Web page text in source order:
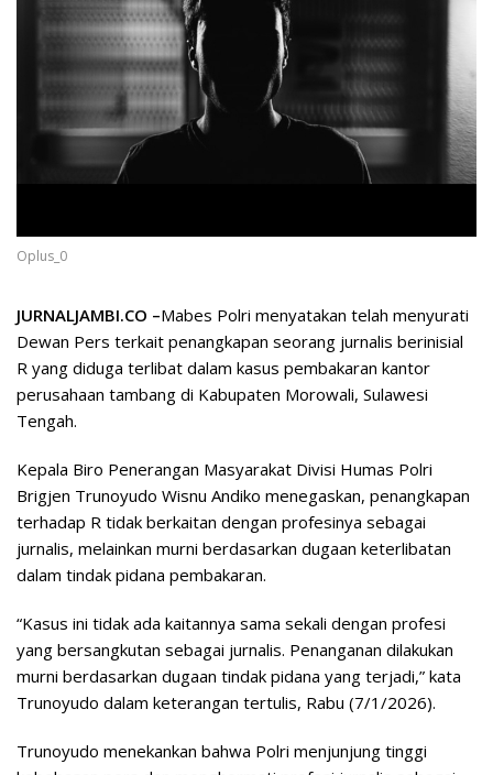
Oplus_0
JURNALJAMBI.CO –Mabes Polri menyatakan telah menyurati
Dewan Pers terkait penangkapan seorang jurnalis berinisial
R yang diduga terlibat dalam kasus pembakaran kantor
perusahaan tambang di Kabupaten Morowali, Sulawesi
Tengah.
Kepala Biro Penerangan Masyarakat Divisi Humas Polri
Brigjen Trunoyudo Wisnu Andiko menegaskan, penangkapan
terhadap R tidak berkaitan dengan profesinya sebagai
jurnalis, melainkan murni berdasarkan dugaan keterlibatan
dalam tindak pidana pembakaran.
“Kasus ini tidak ada kaitannya sama sekali dengan profesi
yang bersangkutan sebagai jurnalis. Penanganan dilakukan
murni berdasarkan dugaan tindak pidana yang terjadi,” kata
Trunoyudo dalam keterangan tertulis, Rabu (7/1/2026).
Trunoyudo menekankan bahwa Polri menjunjung tinggi